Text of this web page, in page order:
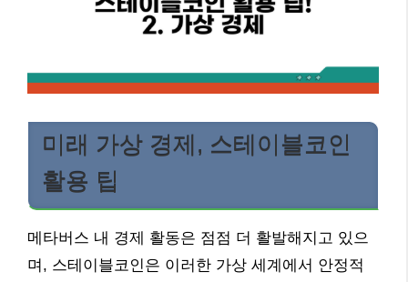
미래 가상 경제, 스테이블코인
활용 팁
메타버스 내 경제 활동은 점점 더 활발해지고 있으
며, 스테이블코인은 이러한 가상 세계에서 안정적